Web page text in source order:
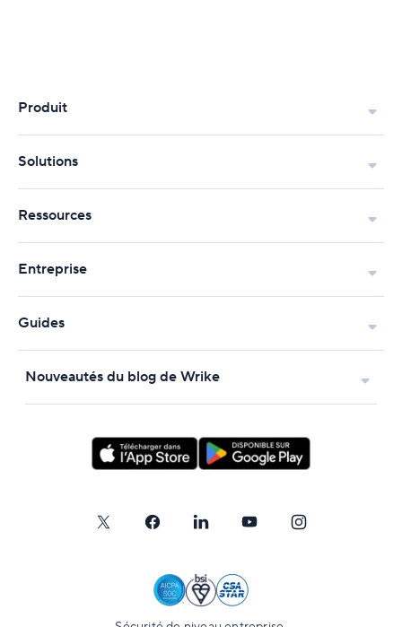
Produit
Solutions
Ressources
Entreprise
Guides
Nouveautés du blog de Wrike